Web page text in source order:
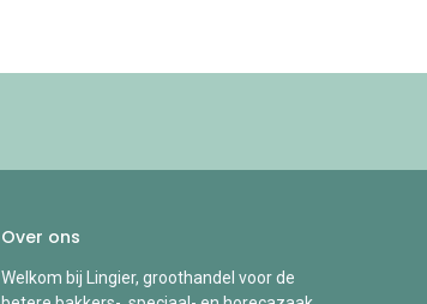
Over ons
Welkom bij Lingier, groothandel voor de